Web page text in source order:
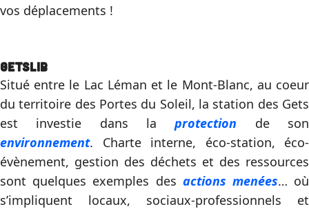
vos déplacements !
Getslib
Situé entre le Lac Léman et le Mont-Blanc, au coeur
du territoire des Portes du Soleil, la station des Gets
est investie dans laprotection de son
environnement. Charte interne, éco-station, éco-
évènement, gestion des déchets et des ressources
sont quelques exemples des actions menées… où
s’impliquent locaux, sociaux-professionnels et